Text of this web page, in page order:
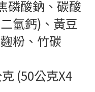
磷酸鈉、碳酸
氫鈣)、黃豆
粉、竹碳
(50公克X4